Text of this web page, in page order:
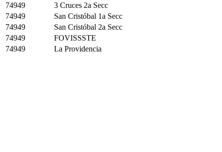
74949
3 Cruces 2a Secc
74949
San Cristóbal 1a Secc
74949
San Cristóbal 2a Secc
74949
FOVISSSTE
74949
La Providencia